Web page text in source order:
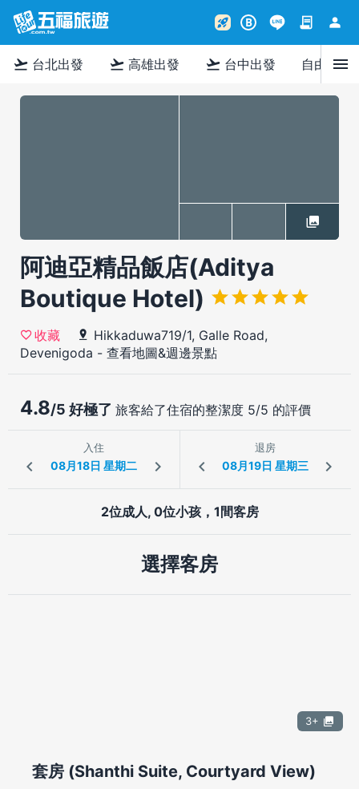
rocket_launch B contract person
flight_takeoff 台北出發 flight_takeoff 高雄出發 flight_takeoff 台中出發 自由行menu
阿迪亞精品飯店(Aditya
Boutique Hotel)
收藏
Hikkaduwa719/1, Galle Road,
Devenigoda - 查看地圖&週邊景點
4.8/5 好極了 旅客給了住宿的整潔度 5/5 的評價
入住 退房
2位成人, 0位小孩，1間客房
選擇客房
3+
套房 (Shanthi Suite, Courtyard View)